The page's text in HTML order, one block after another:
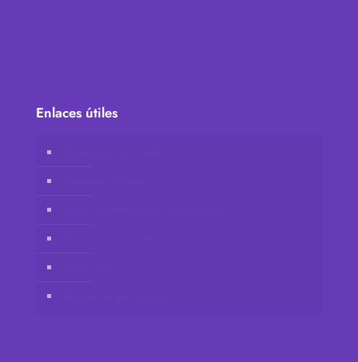
Enlaces útiles